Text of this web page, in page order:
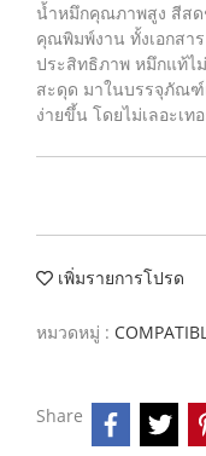
น้ำหมึกคุณภาพสูง สีสด
คุณพิมพ์งาน ทั้งเอกสา
ประสิทธิภาพ หมึกแท้ไ
สะดุด มาในบรรจุภัณฑ์
ง่ายขึ้น โดยไม่เลอะเท
เพิ่มรายการโปรด
หมวดหมู่ :
Share